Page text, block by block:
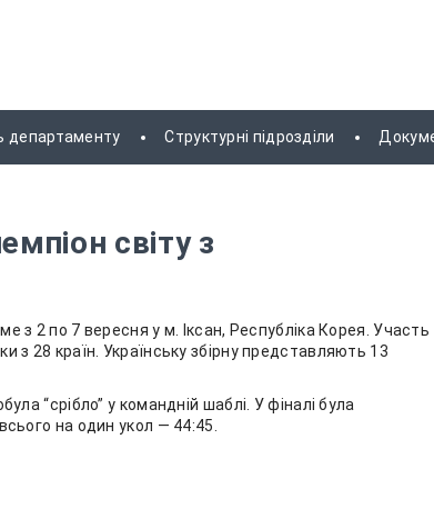
департаменту Структурні підрозділи
світу з
з 2 по 7 вересня у м. Іксан, Республіка Корея. Участь
з 28 країн. Українську збірну представляють 13
“срібло” у командній шаблі. У фіналі була
на один укол — 44:45.